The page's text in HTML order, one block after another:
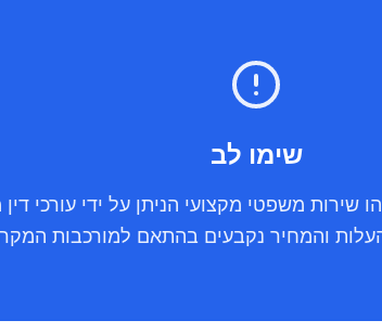
שימו לב
שירות משפטי מקצועי הניתן על ידי עורכי
והמחיר נקבעים בהתאם למורכבות